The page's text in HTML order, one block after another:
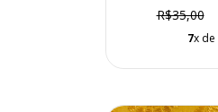
R$35,00
7x de